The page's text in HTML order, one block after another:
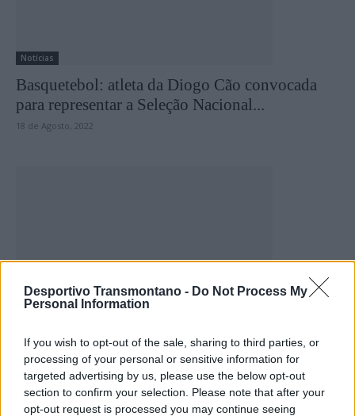
Desportivo Transmontano - Do Not Process My
Personal Information
If you wish to opt-out of the sale, sharing to third parties, or
processing of your personal or sensitive information for
targeted advertising by us, please use the below opt-out
section to confirm your selection. Please note that after your
opt-out request is processed you may continue seeing
Notícias
Basquetebol: atleta da Diogo Cão convocada
para representar a Seleção Nacional...
18 de Agosto, 2022
Notícias
Pedras Salgadas e Vila Pouca defrontaram-se
18 de Agosto, 2022